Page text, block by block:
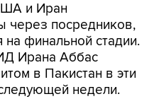
и Иран
через посредников,
на финальной стадии.
Ирана Аббас
в Пакистан в эти
недели.